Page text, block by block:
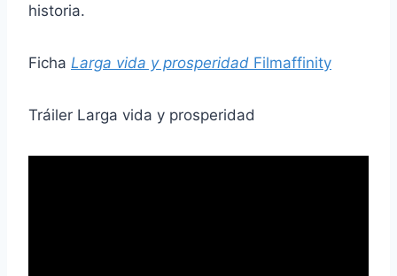
historia.
Ficha Larga vida y prosperidad Filmaffinity
Tráiler Larga vida y prosperidad